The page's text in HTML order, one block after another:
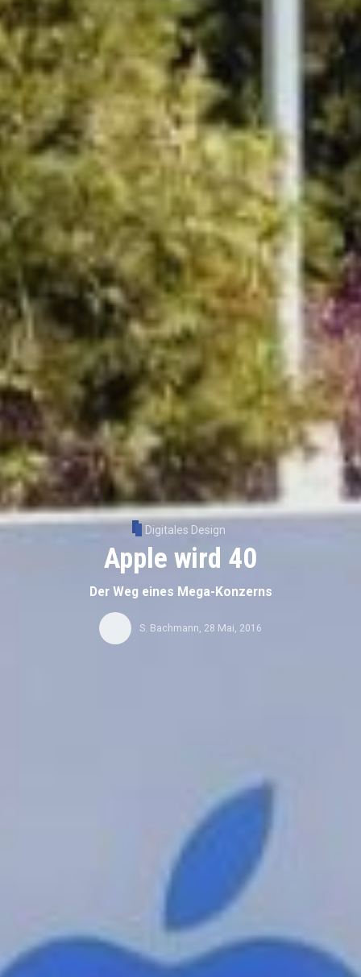
Digitales Design
Apple wird 40
Der Weg eines Mega-Konzerns
S. Bachmann 28 Mai, 2016